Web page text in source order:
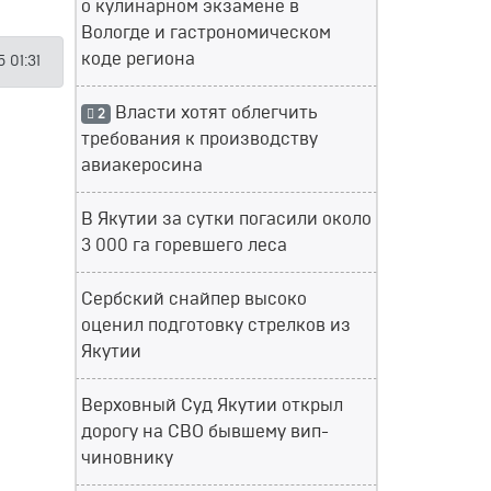
о кулинарном экзамене в
Вологде и гастрономическом
коде региона
2 Власти хотят облегчить
требования к производству
авиакеросина
В Якутии за сутки погасили около
3 000 га горевшего леса
Сербский снайпер высоко
оценил подготовку стрелков из
Якутии
Верховный Суд Якутии открыл
дорогу на СВО бывшему вип-
чиновнику